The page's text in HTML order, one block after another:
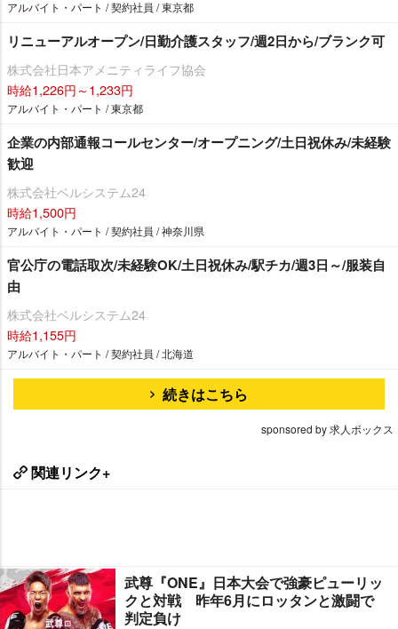
アルバイト・パート / 契約社員 / 東京都
リニューアルオープン/日勤介護スタッフ/週2日から/ブランク可
株式会社日本アメニティライフ協会
時給1,226円～1,233円
アルバイト・パート / 東京都
企業の内部通報コールセンター/オープニング/土日祝休み/未経験
歓迎
株式会社ベルシステム24
時給1,500円
アルバイト・パート / 契約社員 / 神奈川県
官公庁の電話取次/未経験OK/土日祝休み/駅チカ/週3日～/服装自
由
株式会社ベルシステム24
時給1,155円
アルバイト・パート / 契約社員 / 北海道
続きはこちら
sponsored by 求人ボックス
関連リンク+
武尊『ONE』日本大会で強豪ピューリッ
クと対戦 昨年6月にロッタンと激闘で
判定負け